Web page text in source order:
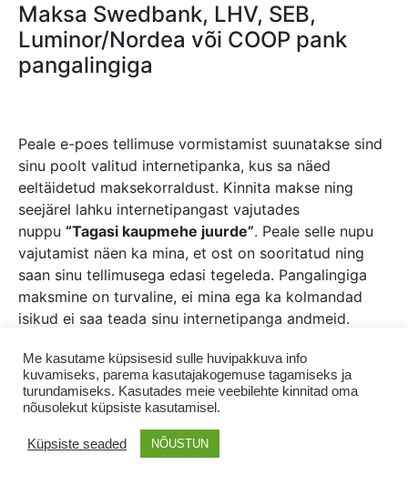
Maksa Swedbank, LHV, SEB,
Luminor/Nordea või COOP pank
pangalingiga
Peale e-poes tellimuse vormistamist suunatakse sind
sinu poolt valitud internetipanka, kus sa näed
eeltäidetud maksekorraldust. Kinnita makse ning
seejärel lahku internetipangast vajutades
nuppu “Tagasi kaupmehe juurde”. Peale selle nupu
vajutamist näen ka mina, et ost on sooritatud ning
saan sinu tellimusega edasi tegeleda. Pangalingiga
maksmine on turvaline, ei mina ega ka kolmandad
isikud ei saa teada sinu internetipanga andmeid.
Maksmine Transport
Tagastamine
Me kasutame küpsisesid sulle huvipakkuva info
kuvamiseks, parema kasutajakogemuse tagamiseks ja
turundamiseks. Kasutades meie veebilehte kinnitad oma
nõusolekut küpsiste kasutamisel.
Küpsiste seaded NÕUSTUN